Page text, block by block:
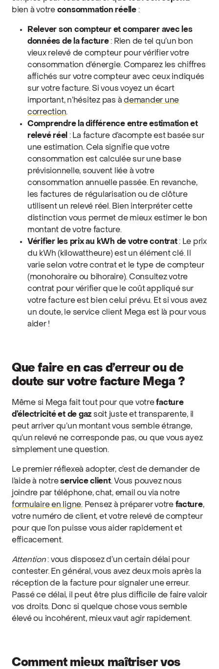
bien à votre consommation réelle:
Relever son compteur et comparer avec les
données de la facture: Rien de tel qu’un bon
vieux relevé de compteur pour vérifier votre
consommation d’énergie. Comparez les chiffres
affichés sur votre compteur avec ceux indiqués
sur votre facture. Si vous voyez un écart
important, n’hésitez pas àdemander une
correction.
Comprendre la différence entre estimation et
relevé réel : La facture d’acompte est basée sur
une estimation. Cela signifie que votre
consommation est calculée sur une base
prévisionnelle, souvent liée à votre
consommation annuelle passée. En revanche,
les factures de régularisation ou de clôture
utilisent un relevé réel. Bien interpréter cette
distinction vous permet de mieux estimer le bon
montant de votre facture.
Vérifier les prix au kWh de votre contrat: Le prix
du kWh (kilowattheure) est un élément clé. Il
varie selon votre contrat et le type de compteur
(monohoraire ou bihoraire). Consultez votre
contrat pour vérifier que le coût appliqué sur
votre facture est bien celui prévu. Et si vous avez
un doute, le service client Mega est là pour vous
aider !
Que faire en cas d’erreur ou de
doute sur votre facture Mega ?
Même si Mega fait tout pour que votrefacture
d’électricité et de gaz soit juste et transparente, il
peut arriver qu’un montant vous semble étrange,
qu’un relevé ne corresponde pas, ou que vous ayez
simplement une question.
Le premier réflexeà adopter, c’est de demander de
l’aide à notreservice client. Vous pouvez nous
joindre par téléphone, chat, email ou via notre
formulaire en ligne. Pensez à préparer votre facture,
votre numéro de client, et votre relevé de compteur
pour que l’on puisse vous aider rapidement et
efficacement.
Attention: vous disposez d’un certain délai pour
contester. En général, vous avez deux mois après la
réception de la facture pour signaler une erreur.
Passé ce délai, il peut être plus difficile de faire valoir
vos droits. Donc si quelque chose vous semble
élevé ou incohérent, mieux vaut agir rapidement.
Comment mieux maîtriser vos